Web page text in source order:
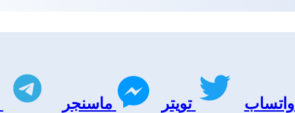
واتساب تويتر ماسنجر